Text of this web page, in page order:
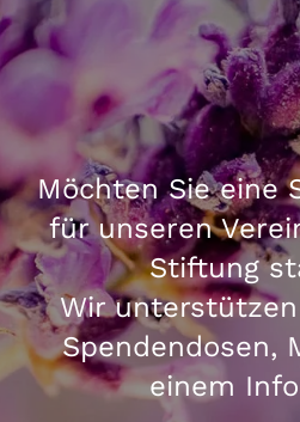
Möchten Sie eine
für unseren
Stiftung
Wir
Spendendosen,
einem